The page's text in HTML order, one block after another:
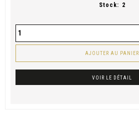
Stock: 2
AJOUTER AU PANIER
VOIR LE DÉTAIL